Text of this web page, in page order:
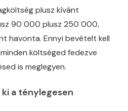
plusz kívánt
90 000 plusz 250 000,
havonta. Ennyi bevételt kell
költséged fedezve
is meglegyen.
a ténylegesen